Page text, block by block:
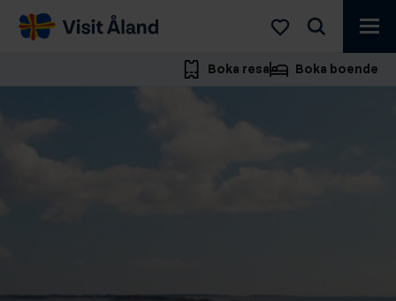
Visit
Åland
Boka resa
Boka boende